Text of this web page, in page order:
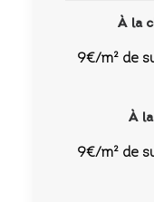
À la
9€/m² de
À
9€/m² de